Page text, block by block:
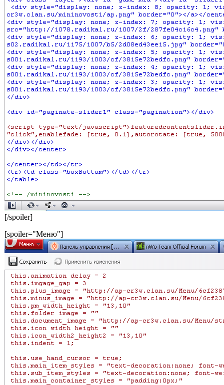
[/spoiler]
[spoiler="Меню"]